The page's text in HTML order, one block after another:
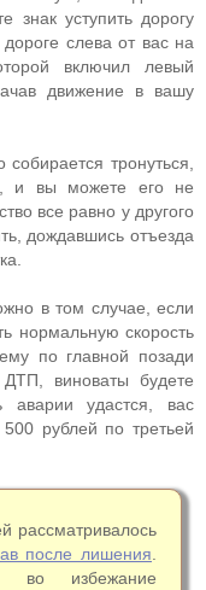
знак уступить дорогу
слева от вас на
включил левый
движение в вашу
тронуться,
и вы можете его не
все равно у другого
дождавшись отъезда
в том случае, если
нормальную скорость
по главной позади
виноваты будете
удастся, вас
рублей по третьей
рассматривалось
после лишения
во избежание